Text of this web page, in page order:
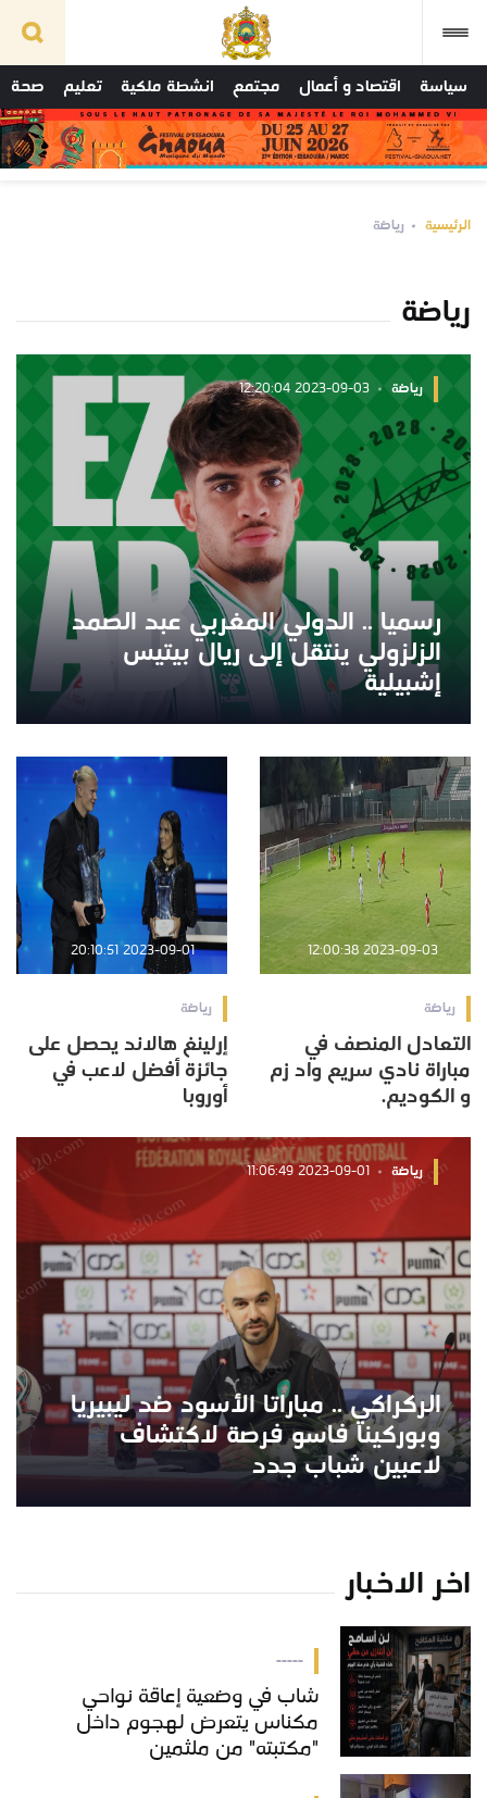
سياسة اقتصاد و أعمال مجتمع انشطة ملكية تعليم صحة
الرئيسية رياضة
رياضة
رياضة 2023-09-03 12:20:04
رسميا .. الدولي المغربي عبد الصمد
الزلزولي ينتقل إلى ريال بيتيس
إشبيلية
2023-09-03 12:00:38
رياضة
التعادل المنصف في
مباراة نادي سريع واد زم
و الكوديم.
2023-09-01 20:10:51
رياضة
إرلينغ هالاند يحصل على
جائزة أفضل لاعب في
أوروبا
رياضة 2023-09-01 11:06:49
الركراكي .. مباراتا الأسود ضد ليبيريا
وبوركينا فاسو فرصة لاكتشاف
لاعبين شباب جدد
اخر الاخبار
-----
شاب في وضعية إعاقة نواحي
مكناس يتعرض لهجوم داخل
"مكتبته" من ملثمين